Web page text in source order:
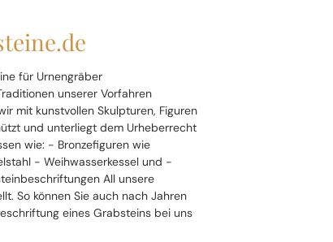
für Urnengräber
unserer Vorfahren
mit kunstvollen Skulpturen, Figuren
und unterliegt dem Urheberrecht
wie: - Bronzefiguren wie
- Weihwasserkessel und -
All unsere
So können Sie auch nach Jahren
eines Grabsteins bei uns